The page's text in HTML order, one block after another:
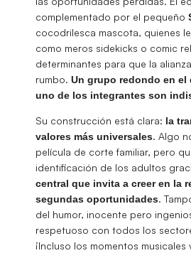
complementado por el pequeño
cocodrilesca mascota, quienes
como meros sidekicks o comic
determinantes para que la
rumbo. Un grupo redondo en el
uno de los integrantes son
Su construcción está clara: la
valores más universales. Algo
película de corte familiar, pero
identificación de los adultos
central que invita a creer en la
segundas oportunidades.
del humor, inocente pero
respetuoso con todos los
¡Incluso los momentos musicales